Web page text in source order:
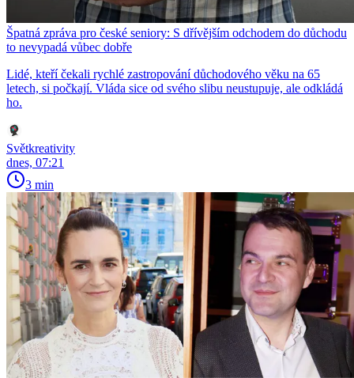
Špatná zpráva pro české seniory: S dřívějším odchodem do důchodu
to nevypadá vůbec dobře
Lidé, kteří čekali rychlé zastropování důchodového věku na 65
letech, si počkají. Vláda sice od svého slibu neustupuje, ale odkládá
ho.
Světkreativity
dnes, 07:21
3 min